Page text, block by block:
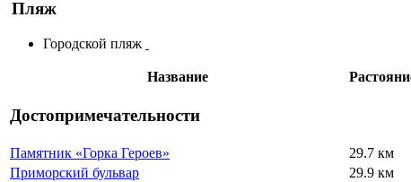
Пляж
Городской пляж
Название
Достопримечательности
Памятник «Горка Героев» 29.7 км
Приморский бульвар
29.9 км